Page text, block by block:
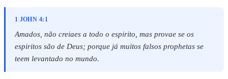
1 JOHN 4:1
Amados, não creiaes a todo o espirito, mas provae se os
espiritos são de Deus; porque já muitos falsos prophetas se
teem levantado no mundo.